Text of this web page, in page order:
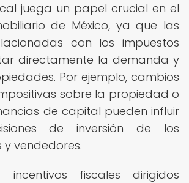
juega un papel crucial en el
de México, ya que las
con los impuestos
directamente la demanda y
Por ejemplo, cambios
sobre la propiedad o
de capital pueden influir
de inversión de los
vendedores.
incentivos fiscales dirigidos